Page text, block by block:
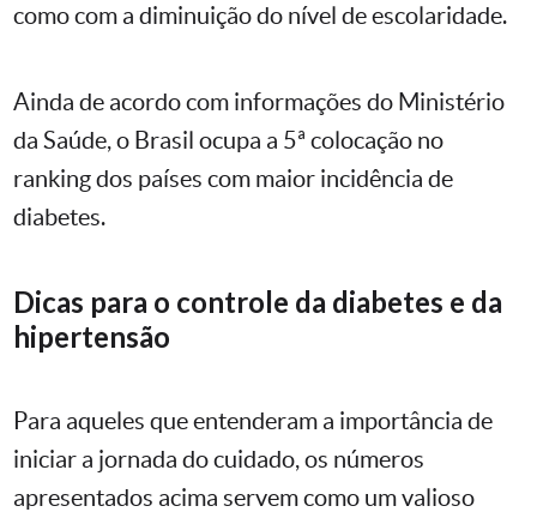
como com a diminuição do nível de escolaridade.
Ainda de acordo com informações do Ministério
da Saúde, o Brasil ocupa a 5ª colocação no
ranking dos países com maior incidência de
diabetes.
Dicas para o controle da diabetes e da
hipertensão
Para aqueles que entenderam a importância de
iniciar a jornada do cuidado, os números
apresentados acima servem como um valioso